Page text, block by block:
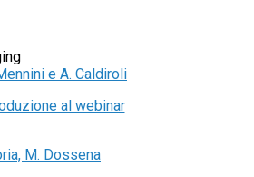
e A. Caldiroli
al webinar
M. Dossena